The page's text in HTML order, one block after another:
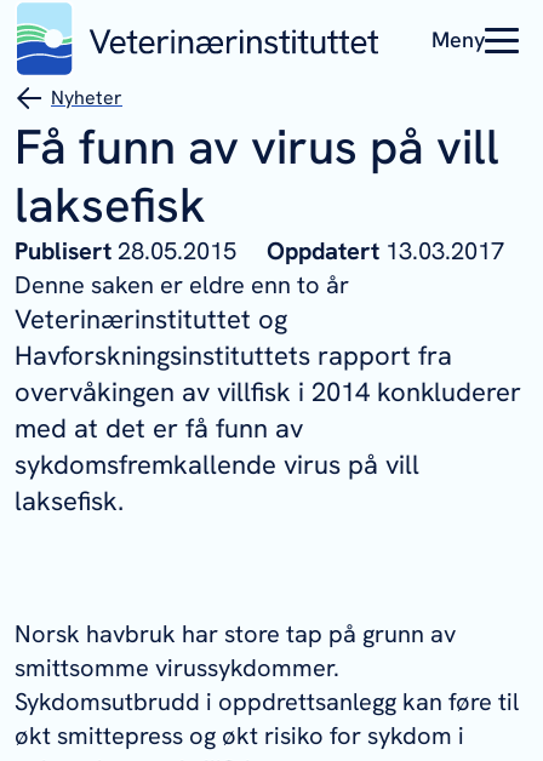
Meny
Nyheter
Få funn av virus på vill
laksefisk
Publisert 28.05.2015 Oppdatert 13.03.2017
Denne saken er eldre enn to år
Veterinærinstituttet og
Havforskningsinstituttets rapport fra
overvåkingen av villfisk i 2014 konkluderer
med at det er få funn av
sykdomsfremkallende virus på vill
laksefisk.
Norsk havbruk har store tap på grunn av
smittsomme virussykdommer.
Sykdomsutbrudd i oppdrettsanlegg kan føre til
økt smittepress og økt risiko for sykdom i